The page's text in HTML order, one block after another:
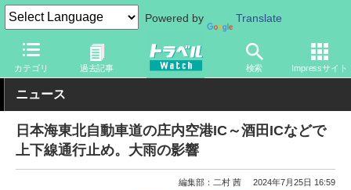
Powered by Translate
カテゴリ 過去記事 検索 Impressサイト
トラベル Watch 企業・政府・官庁 道路 NEXCO
ニュース
日本海東北自動車道の庄内空港IC～酒田ICなどで
上下線通行止め。大雨の影響
編集部：二村 茜 2024年7月25日 16:59